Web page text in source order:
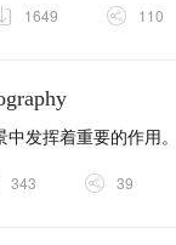
1649 110
343 39